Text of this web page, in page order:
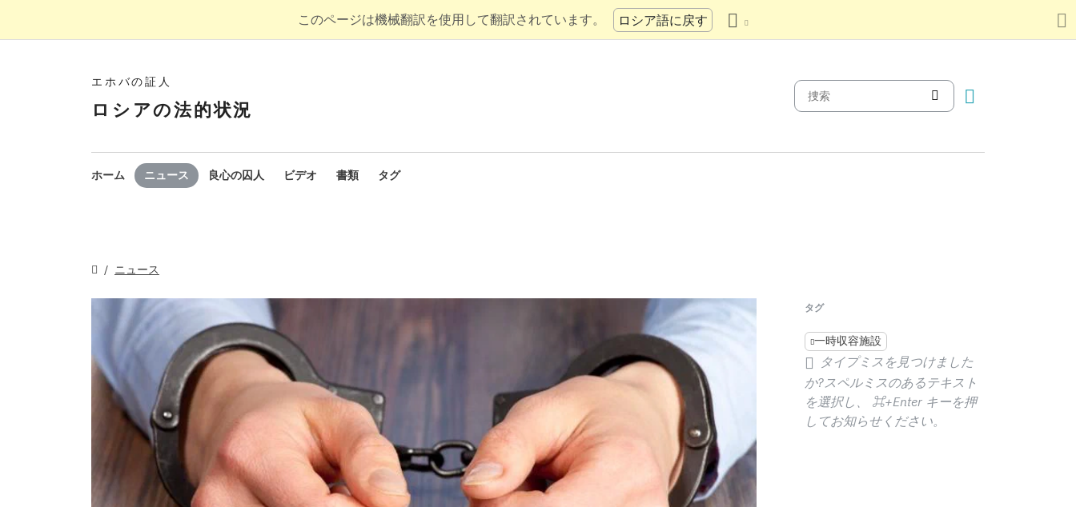
このページは機械翻訳を使用して翻訳されています。 ロシア語に戻す
エホバの証人
ロシアの法的状況
ホーム ニュース 良心の囚人 ビデオ 書類 タグ
ニュース
タグ
一時収容施設
タイプミスを見つけました
か?スペルミスのあるテキスト
を選択し、 ⌘+Enter キーを押
してお知らせください。